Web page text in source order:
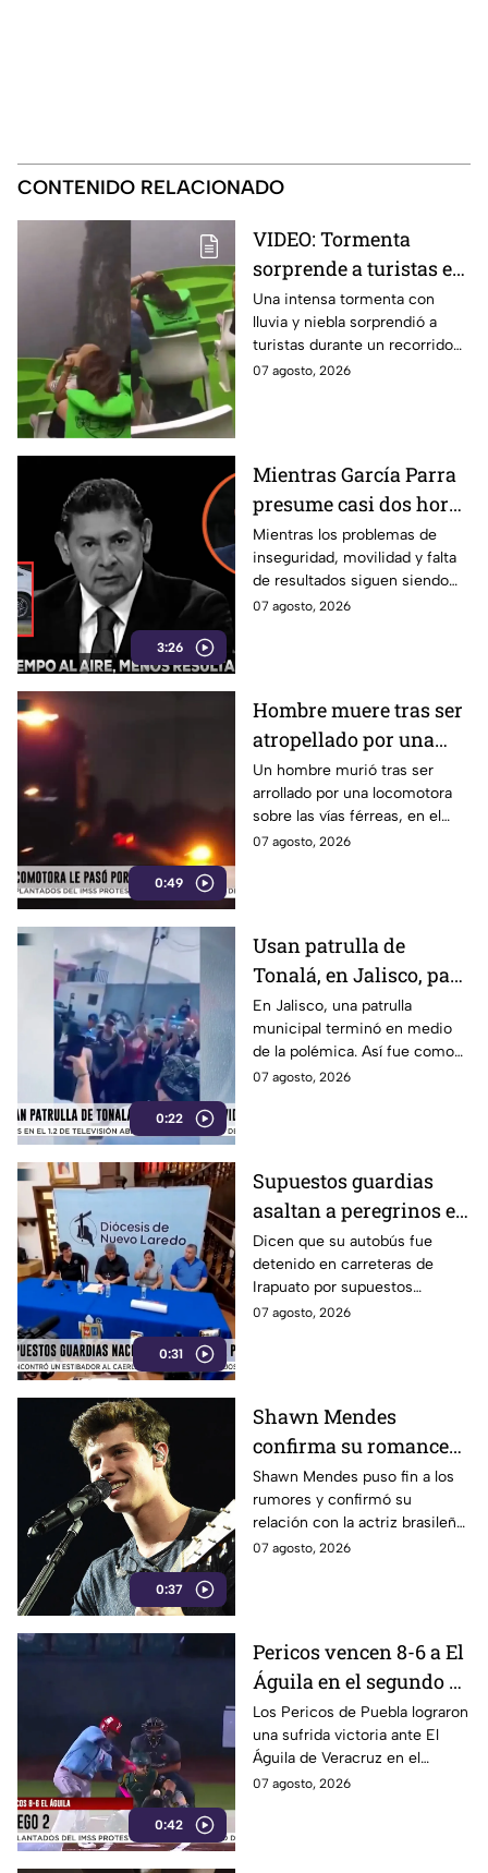
CONTENIDO RELACIONADO
VIDEO: Tormenta
sorprende a turistas en
el Cañón del Sumidero;
así fue captado el
momento
Una intensa tormenta con
lluvia y niebla sorprendió a
turistas durante un recorrido
en lancha por el Cañón del
07 agosto, 2026
3:26
Mientras García Parra
presume casi dos horas
al aire de "Armenta
Contigo", la estrategia
del gobierno de
Alejandro Armenta
VICTIMIZARSE.
Mientras los problemas de
inseguridad, movilidad y falta
de resultados siguen siendo
parte de la vida cotidiana de
“Armenta Contigo” ya dura
casi dos horas. Para esta
administración, el progreso no
se mide en mejores servicios
de salud, ni en delincuentes
detenidos, tampoco en
disminución de asesinatos...
07 agosto, 2026
0:49
Hombre muere tras ser
atropellado por una
locomotora en Tlaxcala
Un hombre murió tras ser
arrollado por una locomotora
sobre las vías férreas, en el
municipio de San Luis
07 agosto, 2026
0:22
Usan patrulla de
Tonalá, en Jalisco, para
grabar un video de rap
En Jalisco, una patrulla
municipal terminó en medio
de la polémica. Así fue como
un grupo de jóvenes utilizó la
07 agosto, 2026
0:31
Supuestos guardias
asaltan a peregrinos en
Tamaulipas
Dicen que su autobús fue
detenido en carreteras de
Irapuato por supuestos
“guardias nacionales”, pero
07 agosto, 2026
0:37
Shawn Mendes
confirma su romance
con Bruna Marquezine
Shawn Mendes puso fin a los
rumores y confirmó su
relación con la actriz brasileña
bruna marquezine, al
07 agosto, 2026
0:42
Pericos vencen 8-6 a El
Águila en el segundo de
la serie
Los Pericos de Puebla lograron
una sufrida victoria ante El
Águila de Veracruz en el
segundo de la serie por pizarra
07 agosto, 2026